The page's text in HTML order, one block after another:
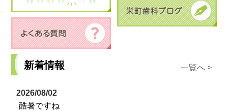
新着情報 一覧へ >
2026/08/02
酷暑ですね